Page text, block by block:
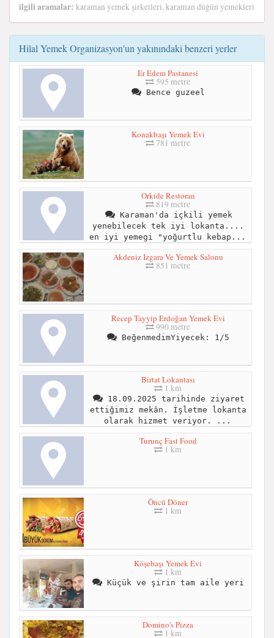
ilgili aramalar: karaman yemek şirketleri, karaman düğün yemekleri
Hilal Yemek Organizasyon'un yakınındaki benzeri yerler
Er Edem Pastanesi
595 metre
Bence guzeel
Konakbaşı Yemek Evi
781 metre
Orkide Restoran
819 metre
Karaman'da içkili yemek
yenebilecek tek iyi lokanta....
en iyi yemegi "yoğurtlu kebap...
Akdeniz Izgara Ve Yemek Salonu
851 metre
Recep Tayyip Erdoğan Yemek Evi
990 metre
BeğenmedimYiyecek: 1/5
Birtat Lokantası
1 km
18.09.2025 tarihinde ziyaret
ettiğimiz mekân. İşletme lokanta
olarak hizmet veriyor. ...
Turunç Fast Food
1 km
Öncü Döner
1 km
Köşebaşı Yemek Evi
1 km
Küçük ve şirin tam aile yeri
Domino's Pizza
1 km